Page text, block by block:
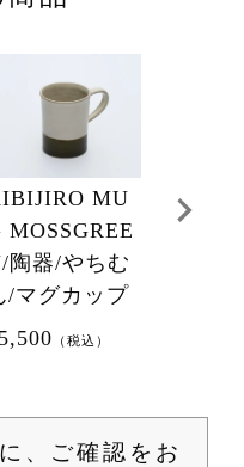
MU
MOSSGREE
陶器/やちむ
/マグカップ
5,500 （税込）
（大
、ご確認をお